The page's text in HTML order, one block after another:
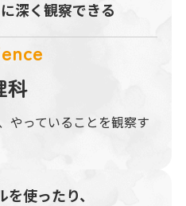
深く観察できる
科
やっていることを観察す
を使ったり、